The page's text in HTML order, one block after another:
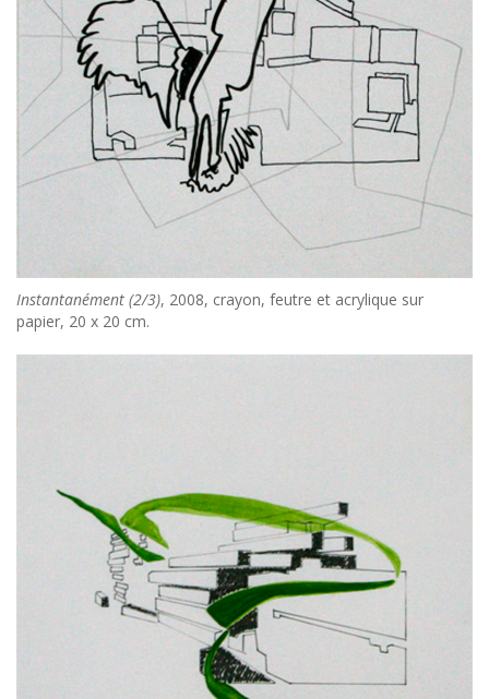
Instantanément (2/3), 2008, crayon, feutre et acrylique sur
papier, 20 x 20 cm.